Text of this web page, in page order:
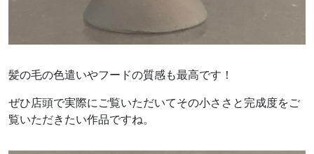
髪の毛の色遣いやフードの質感も最高です！
ぜひ店頭で実際にご覧いただいてその小ささと完成度をご
覧いただきたい作品ですね。